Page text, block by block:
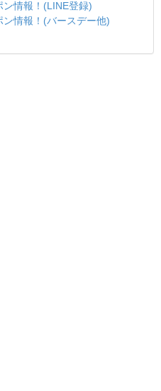
情報！(LINE登録)
情報！(バースデー他)